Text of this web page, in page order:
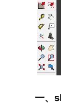
一、